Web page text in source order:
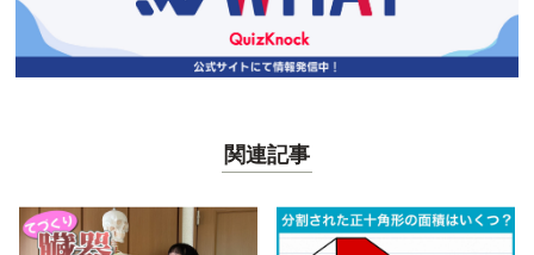
関連記事